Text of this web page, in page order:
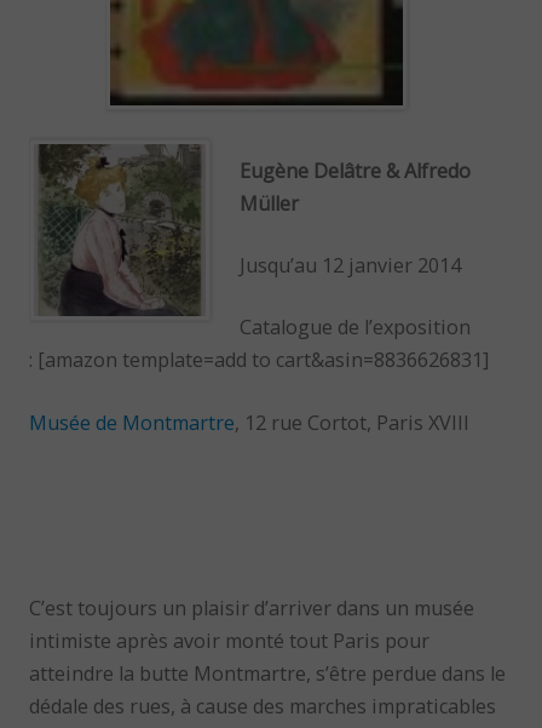
Eugène Delâtre & Alfredo
Müller
Jusqu’au 12 janvier 2014
Catalogue de l’exposition
: [amazon template=add to cart&asin=8836626831]
Musée de Montmartre, 12 rue Cortot, Paris XVIII
C’est toujours un plaisir d’arriver dans un musée
intimiste après avoir monté tout Paris pour
atteindre la butte Montmartre, s’être perdue dans le
dédale des rues, à cause des marches impraticables